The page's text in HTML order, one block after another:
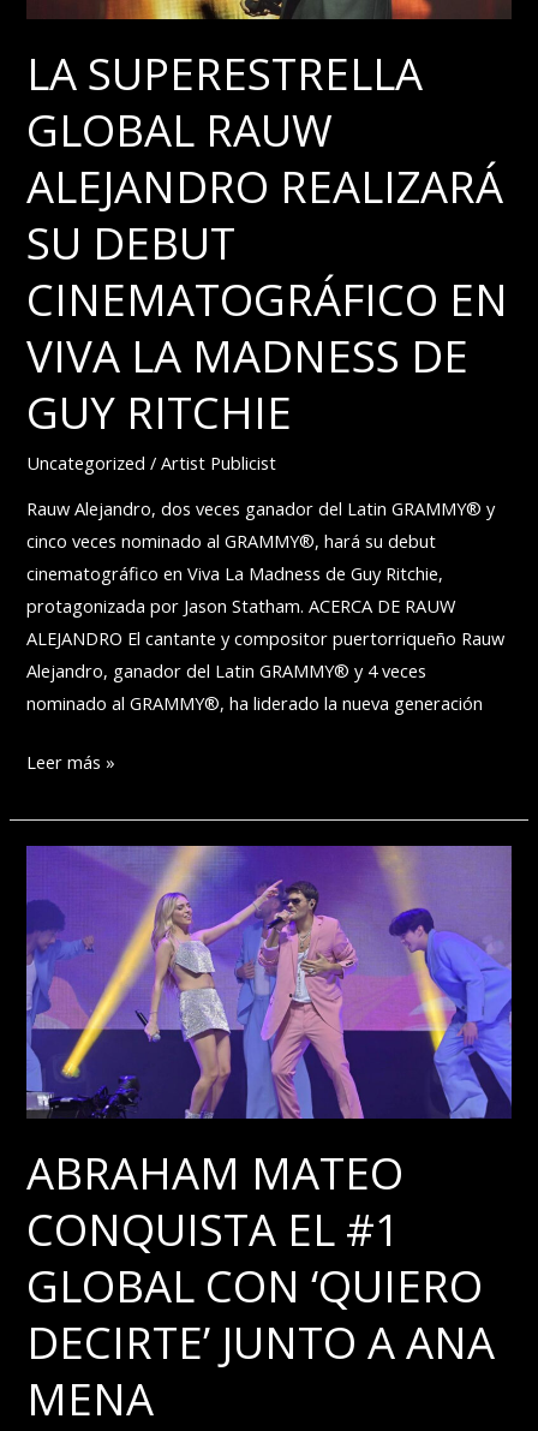
6
LA SUPERESTRELLA
GLOBAL RAUW
ALEJANDRO REALIZARÁ
SU DEBUT
CINEMATOGRÁFICO EN
VIVA LA MADNESS DE
GUY RITCHIE
Uncategorized /Artist Publicist
Rauw Alejandro, dos veces ganador del Latin GRAMMY® y
cinco veces nominado al GRAMMY®, hará su debut
cinematográfico en Viva La Madness de Guy Ritchie,
protagonizada por Jason Statham. ACERCA DE RAUW
ALEJANDRO El cantante y compositor puertorriqueño Rauw
Alejandro, ganador del Latin GRAMMY® y 4 veces
nominado al GRAMMY®, ha liderado la nueva generación
LA
GLOBAL
SU
DEBUT
CINEMATOGRÁFICO
EN
VIVA
LA
DE
GUY
RITCHIE
Leer más »
ABRAHAM MATEO
CONQUISTA EL #1
GLOBAL CON ‘QUIERO
DECIRTE’ JUNTO A ANA
MENA